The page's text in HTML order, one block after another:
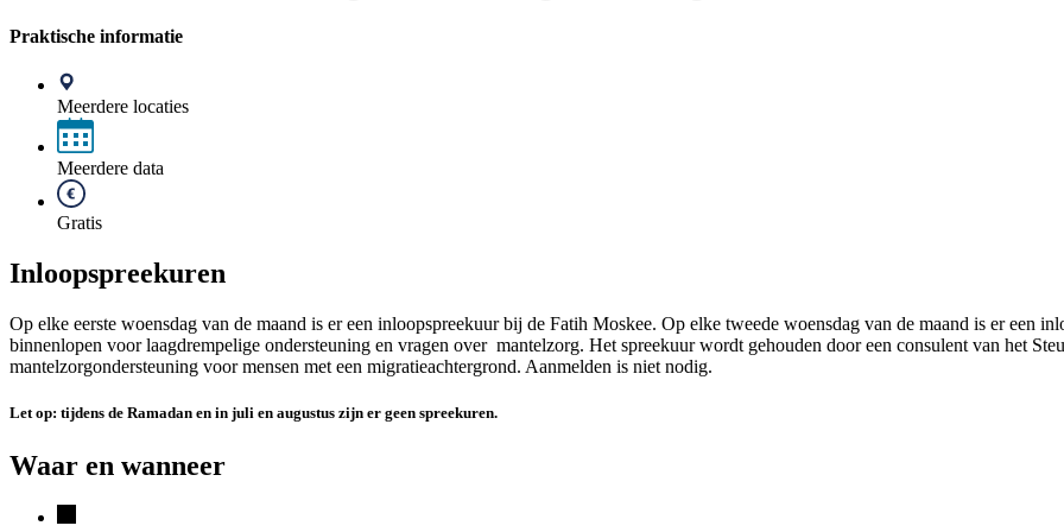
Praktische informatie
Meerdere locaties
Meerdere data
Gratis
Inloopspreekuren
Op elke eerste woensdag van de maand is er een inloopspreekuur bij de Fatih Moskee. Op elke tweede woensdag van de maand is er een
binnenlopen voor laagdrempelige ondersteuning en vragen over mantelzorg. Het spreekuur wordt gehouden door een consulent van het
mantelzorgondersteuning voor mensen met een migratieachtergrond. Aanmelden is niet nodig.
Let op: tijdens de Ramadan en in juli en augustus zijn er geen spreekuren.
Waar en wanneer